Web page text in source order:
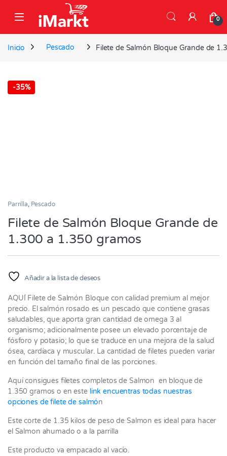
0
Inicio Pescado Filete de Salmón Bloque Grande de
-35%
Parrilla Pescado
Filete de Salmón Bloque Grande de
1.300 a 1.350 gramos
Añadir a la lista de deseos
AQUÍ Filete de Salmón Bloque con calidad premium al mejor
precio. El salmón rosado es un pescado que contiene grasas
saludables, que aporta gran cantidad de omega 3 al
organismo; adicionalmente posee un elevado porcentaje de
fósforo y potasio; lo que se traduce en una mejora de la salud
ósea, cardíaca y muscular. La cantidad de filetes pueden variar
en función del tamaño final de las porciones.
Aquí consigues filetes completos de Salmon en bloque de
1.350 gramos o en este link encuentras todas nuestras
opciones de filete de salmón
Este corte de 1.35 kilos de peso de Salmon es ideal para hacer
el Salmon ahumado o a la parrilla
Este producto va empacado al vacío.